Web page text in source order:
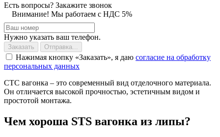
Есть вопросы? Закажите звонок
Внимание! Мы работаем с НДС 5%
Нужно указать ваш телефон.
Заказать Отправка...
Нажимая кнопку Заказать , я даю согласие на обработку
персональных данных
СТС вагонка – это современный вид отделочного материала.
Он отличается высокой прочностью, эстетичным видом и
простотой монтажа.
Чем хороша STS вагонка из липы?